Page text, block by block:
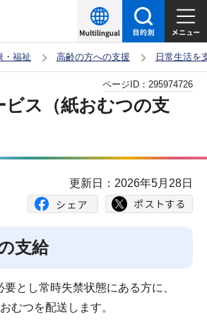
・福祉 高齢の方への支援 日常生活を
ビス（紙おむつの支
ページID： 295974726
更新日：2026年5月28日
支給
とし常時失禁状態にある方に、
むつを配送します。